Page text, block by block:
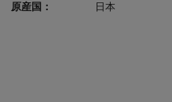
原産国： 日本